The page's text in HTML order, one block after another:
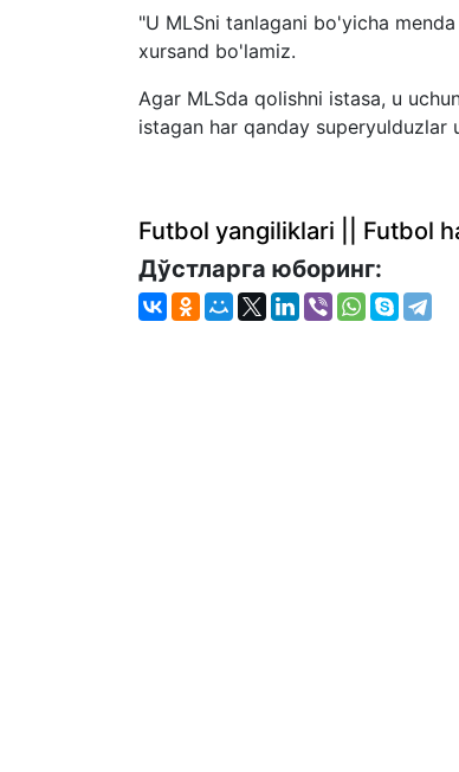
"U MLSni tanlagani bo'yicha
xursand bo'lamiz.
Agar MLSda qolishni istasa, u
istagan har qanday superyulduzlar
Futbol yangiliklari || Futbol
Дўстларга юборинг: